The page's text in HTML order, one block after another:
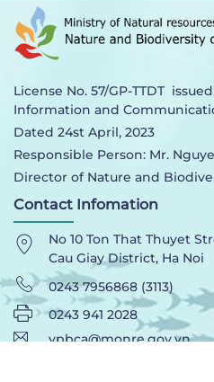
License No. 57/GP-TTDT
Information and
Dated 24st April, 2023
Responsible Person: Mr.
Director of Nature and
Contact Infomation
No 10 Ton That Thuyet
Cau Giay District, Ha Noi
0243 7956868 (3113)
0243 941 2028
vpbca@monre.gov.vn